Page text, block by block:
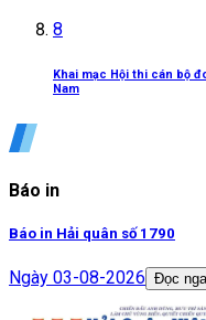
8
Khai mạc Hội thi cán bộ
Nam
Báo in
Báo in Hải quân số 1790
Ngày 03-08-2026 Đọc